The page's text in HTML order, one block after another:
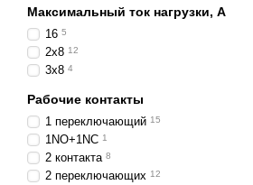
Максимальный ток нагрузки, А
16 5
2х8 12
3х8 4
Рабочие контакты
1 переключающий 15
1NO+1NC 1
2 контакта 8
2 переключающих 12